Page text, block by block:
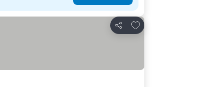
Compartir
Agregar a favoritos